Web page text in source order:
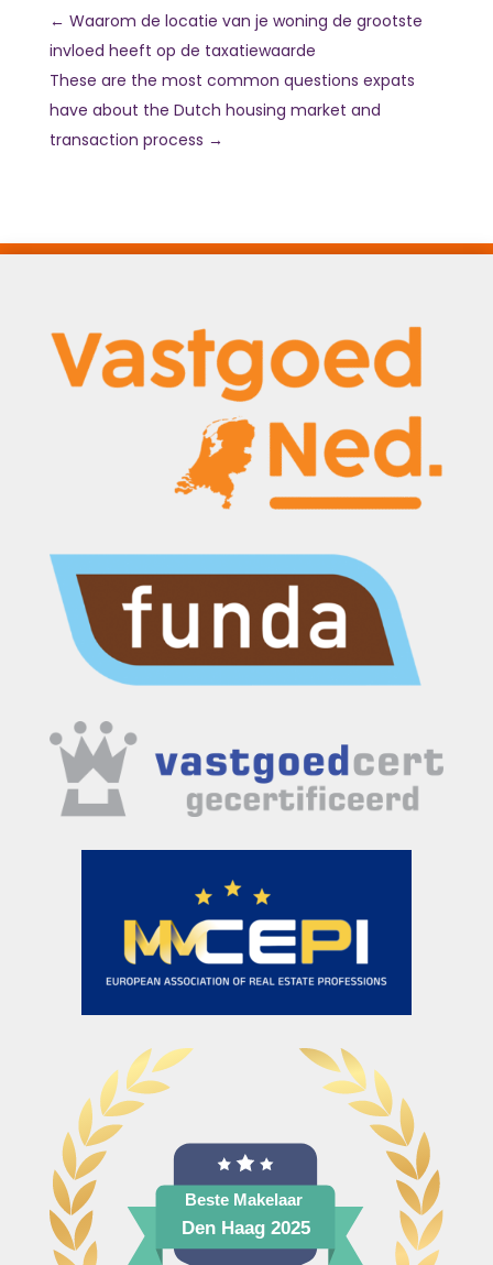
← Waarom de locatie van je woning de grootste
invloed heeft op de taxatiewaarde
These are the most common questions expats
have about the Dutch housing market and
transaction process →